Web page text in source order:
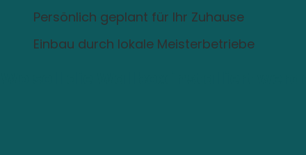
Persönlich geplant für Ihr Zuhause
Einbau durch lokale Meisterbetriebe